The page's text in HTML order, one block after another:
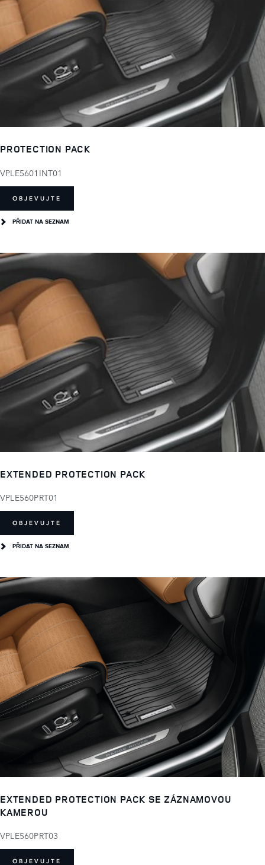
PROTECTION PACK
VPLE5601INT01
OBJEVUJTE
PŘIDAT NA SEZNAM
EXTENDED PROTECTION PACK
VPLE560PRT01
OBJEVUJTE
PŘIDAT NA SEZNAM
EXTENDED PROTECTION PACK SE ZÁZNAMOVOU
KAMEROU
VPLE560PRT03
OBJEVUJTE